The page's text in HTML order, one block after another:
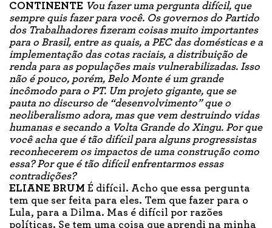
CONTINENTE Vou fazer uma pergunta difícil, que
sempre quis fazer para você. Os governos do Partido
dos Trabalhadores fizeram coisas muito importantes
para o Brasil, entre as quais, a PEC das domésticas e a
implementação das cotas raciais, a distribuição de
renda para as populações mais vulnerabilizadas. Isso
não é pouco, porém, Belo Monte é um grande
incômodo para o PT. Um projeto gigante, que se
pauta no discurso de “desenvolvimento” que o
neoliberalismo adora, mas que vem destruindo vidas
humanas e secando a Volta Grande do Xingu. Por que
você acha que é tão difícil para alguns progressistas
reconhecerem os impactos de uma construção como
essa? Por que é tão difícil enfrentarmos essas
contradições?
ELIANE BRUM É difícil. Acho que essa pergunta
tem que ser feita para eles. Tem que fazer para o
Lula, para a Dilma. Mas é difícil por razões
políticas. Se tem uma coisa que aprendi na minha